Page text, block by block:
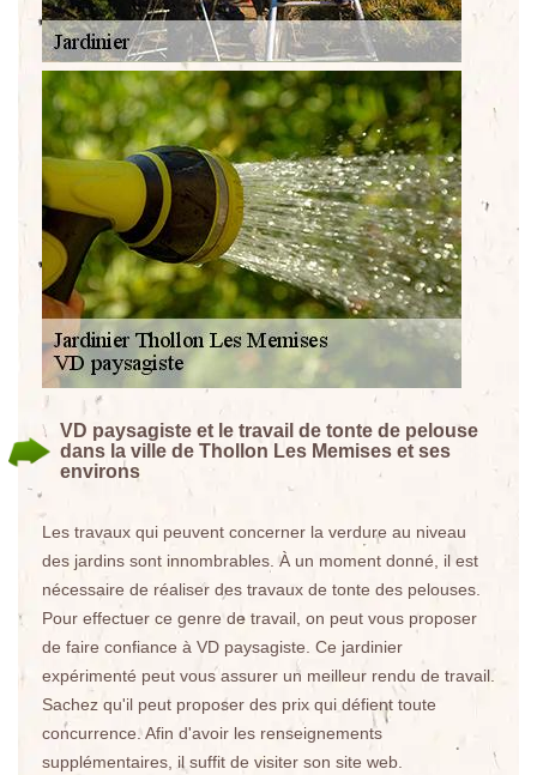
VD paysagiste et le travail de tonte de pelouse
dans la ville de Thollon Les Memises et ses
environs
Les travaux qui peuvent concerner la verdure au niveau
des jardins sont innombrables. À un moment donné, il est
nécessaire de réaliser des travaux de tonte des pelouses.
Pour effectuer ce genre de travail, on peut vous proposer
de faire confiance à VD paysagiste. Ce jardinier
expérimenté peut vous assurer un meilleur rendu de travail.
Sachez qu'il peut proposer des prix qui défient toute
concurrence. Afin d'avoir les renseignements
supplémentaires, il suffit de visiter son site web.